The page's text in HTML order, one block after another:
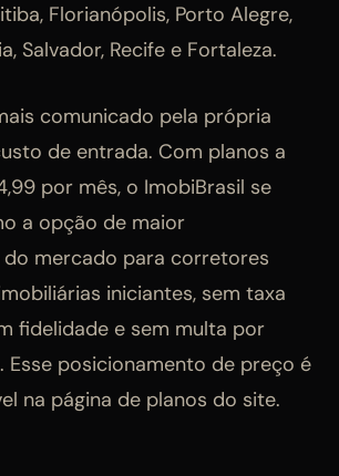
Florianópolis, Porto Alegre,
Salvador, Recife e Fortaleza.
comunicado pela própria
de entrada. Com planos a
por mês, o ImobiBrasil se
a opção de maior
do mercado para corretores
iniciantes, sem taxa
fidelidade e sem multa por
Esse posicionamento de preço é
na página de planos do site.